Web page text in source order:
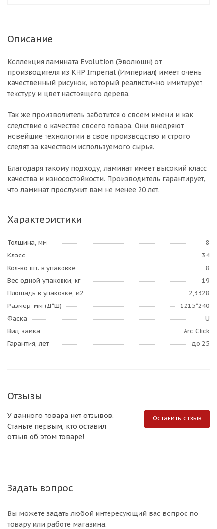
Описание
Коллекция ламината Evolution (Эволюшн) от
производителя из КНР Imperial (Империал) имеет очень
качественный рисунок, который реалистично имитирует
текстуру и цвет настоящего дерева.
Так же производитель заботится о своем имени и как
следствие о качестве своего товара. Они внедряют
новейшие технологии в свое производство и строго
следят за качеством используемого сырья.
Благодаря такому подходу, ламинат имеет высокий класс
качества и износостойкости. Производитель гарантирует,
что ламинат прослужит вам не менее 20 лет.
Характеристики
Толщина, мм
8
Класс
34
Кол-во шт. в упаковке
8
Вес одной упаковки, кг
19
Площадь в упаковке, м2
2,3328
Размер, мм (Д*Ш)
1215*240
Фаска
U
Вид замка
Arc Click
Гарантия, лет
до 25
Отзывы
Оставить отзыв
У данного товара нет отзывов.
Станьте первым, кто оставил
отзыв об этом товаре!
Задать вопрос
Вы можете задать любой интересующий вас вопрос по
товару или работе магазина.